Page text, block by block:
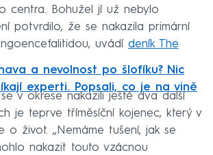
centra. Bohužel jí už nebylo
potvrdilo, že se nakazila primární
uvádí deník The
a nevolnost po šlofíku? Nic
experti. Popsali, co je na vině
v okrese nakazili ještě dva další
je teprve tříměsíční kojenec, který v
o život. „Nemáme tušení, jak se
nakazit touto vzácnou